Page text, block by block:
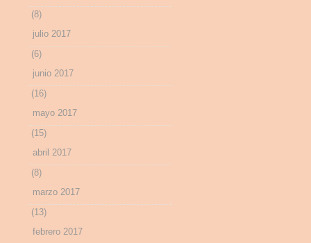
(8)
julio 2017
(6)
junio 2017
(16)
mayo 2017
(15)
abril 2017
(8)
marzo 2017
(13)
febrero 2017